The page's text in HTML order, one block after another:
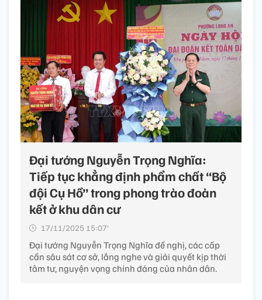
Đại tướng Nguyễn Trọng Nghĩa:
Tiếp tục khẳng định phẩm chất “Bộ
đội Cụ Hồ” trong phong trào đoàn
kết ở khu dân cư
17/11/2025 15:07’
Đại tướng Nguyễn Trọng Nghĩa đề nghị, các cấp
cần sâu sát cơ sở, lắng nghe và giải quyết kịp thời
tâm tư, nguyện vọng chính đáng của nhân dân.